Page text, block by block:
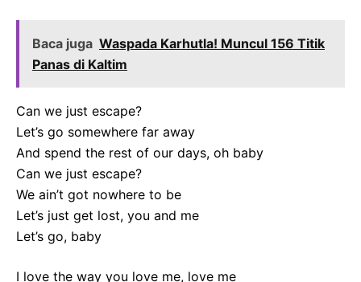
Baca juga Waspada Karhutla! Muncul 156 Titik
Panas di Kaltim
Can we just escape?
Let’s go somewhere far away
And spend the rest of our days, oh baby
Can we just escape?
We ain’t got nowhere to be
Let’s just get lost, you and me
Let’s go, baby
I love the way you love me, love me